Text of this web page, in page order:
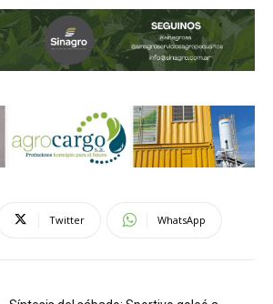
Twitter WhatsApp